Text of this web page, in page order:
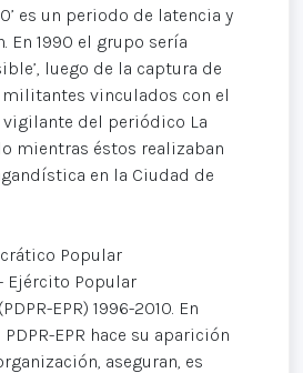
es un periodo de latencia y
En 1990 el grupo sería
luego de la captura de
vinculados con el
vigilante del periódico La
mientras éstos realizaban
en la Ciudad de
Popular
Ejército Popular
EPR) 1996-2010. En
EPR hace su aparición
aseguran, es